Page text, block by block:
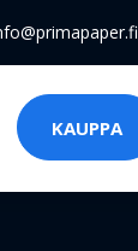
KAUPPA